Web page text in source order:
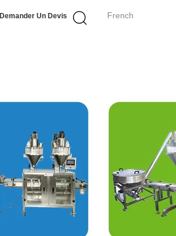
French
Demander Un Devis